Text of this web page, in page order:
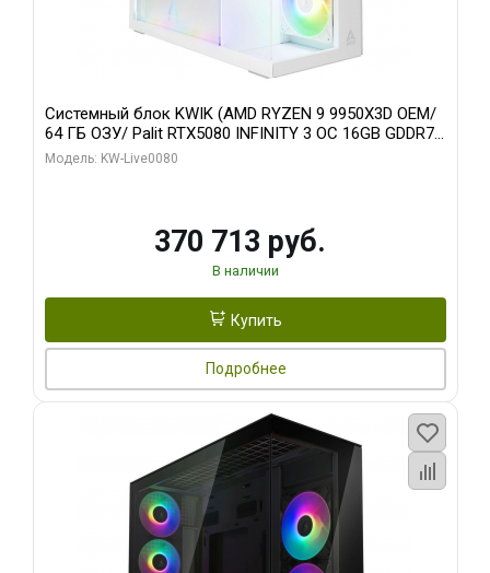
Системный блок KWIK (AMD RYZEN 9 9950X3D OEM/
64 ГБ ОЗУ/ Palit RTX5080 INFINITY 3 OC 16GB GDDR7
256bit 3xDP H/ 960 ГБ SSD)
Модель: KW-Live0080
370 713 руб.
В наличии
Купить
Подробнее